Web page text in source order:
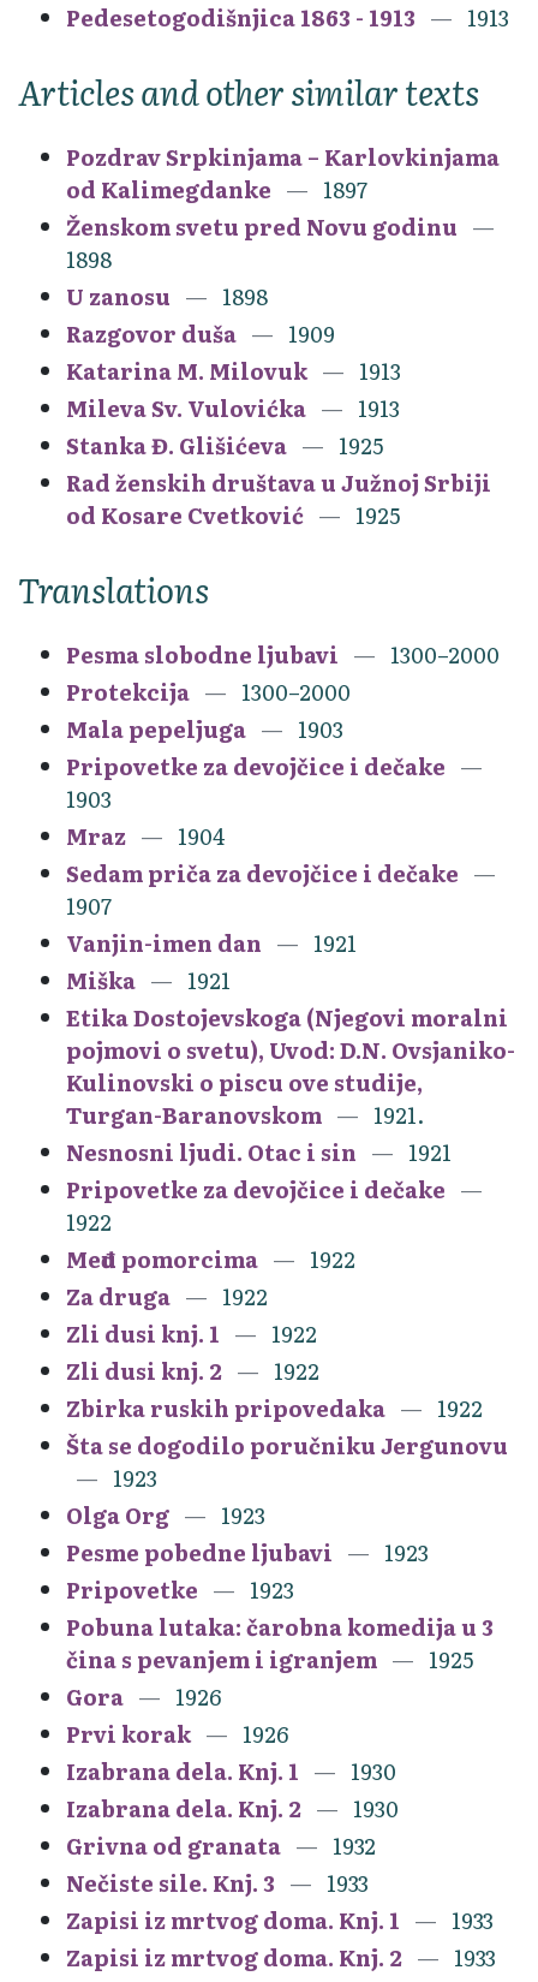
Pedesetogodišnjica 1863 - 1913 1913
Articles and other similar texts
Pozdrav Srpkinjama – Karlovkinjama
od Kalimegdanke
1897
Ženskom svetu pred Novu godinu
1898
U zanosu
1898
Razgovor duša
1909
Katarina M. Milovuk
1913
Mileva Sv. Vulovićka
1913
Stanka Đ. Glišićeva
1925
Rad ženskih društava u Južnoj Srbiji
od Kosare Cvetković
1925
Translations
Pesma slobodne ljubavi
1300–2000
Protekcija
1300–2000
Mala pepeljuga
1903
Pripovetke za devojčice i dečake
1903
Mraz
1904
Sedam priča za devojčice i dečake
1907
Vanjin-imen dan
1921
Miška
1921
Etika Dostojevskoga (Njegovi moralni
pojmovi o svetu), Uvod: D.N. Ovsjaniko-
Kulinovski o piscu ove studije,
Turgan-Baranovskom
1921.
Nesnosni ljudi. Otac i sin
1921
Pripovetke za devojčice i dečake
1922
Među pomorcima
1922
Za druga
1922
Zli dusi knj. 1
1922
Zli dusi knj. 2
1922
Zbirka ruskih pripovedaka
1922
Šta se dogodilo poručniku Jergunovu
1923
Olga Org
1923
Pesme pobedne ljubavi
1923
Pripovetke
1923
Pobuna lutaka: čarobna komedija u 3
čina s pevanjem i igranjem
1925
Gora
1926
Prvi korak
1926
Izabrana dela. Knj. 1
1930
Izabrana dela. Knj. 2
1930
Grivna od granata
1932
Nečiste sile. Knj. 3
1933
Zapisi iz mrtvog doma. Knj. 1
1933
Zapisi iz mrtvog doma. Knj. 2
1933